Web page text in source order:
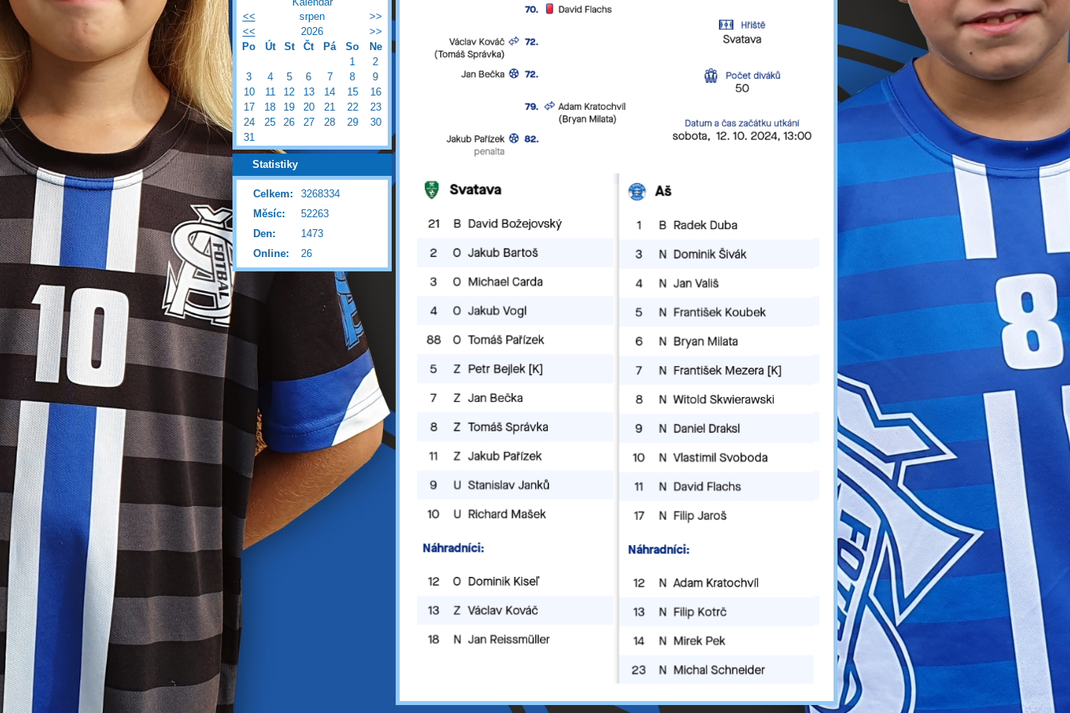
<<
srpen
>>
<<
2026
>>
Po
Út St Čt Pá So
Ne
1
2
3
4 5 6 7 8
9
10
11 12 13 14 15
16
17
18 19 20 21 22
23
24
25 26 27 28 29
30
31
Statistiky
Online: 26
Celkem:
3268334
Měsíc:
52263
Den:
1473